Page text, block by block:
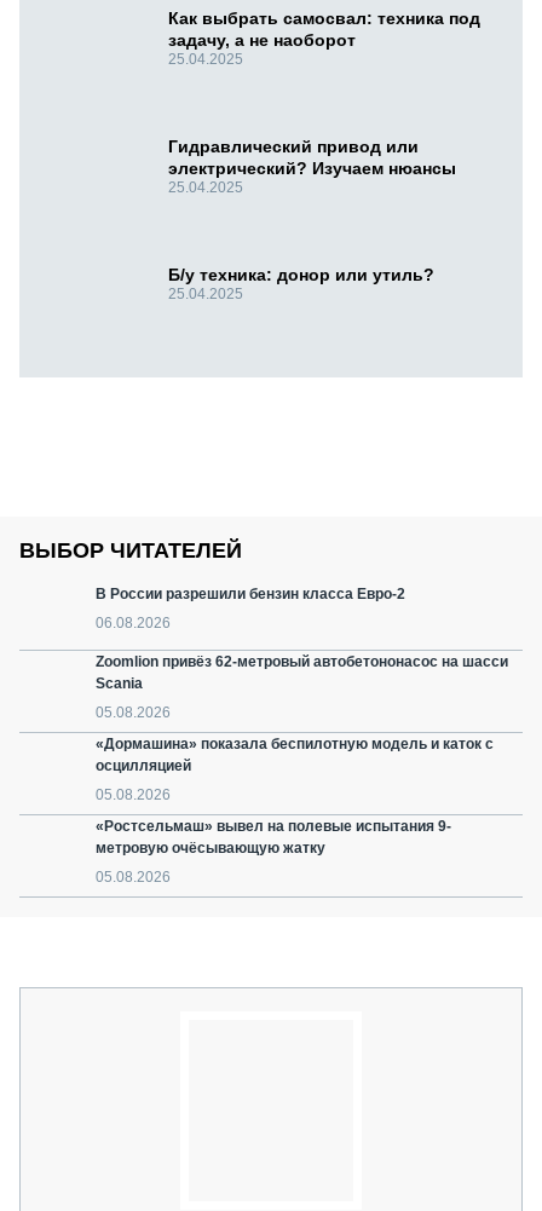
Как выбрать самосвал: техника под
задачу, а не наоборот
25.04.2025
Гидравлический привод или
электрический? Изучаем нюансы
25.04.2025
Б/у техника: донор или утиль?
25.04.2025
ВЫБОР ЧИТАТЕЛЕЙ
В России разрешили бензин класса Евро-2
06.08.2026
Zoomlion привёз 62-метровый автобетононасос на шасси
Scania
05.08.2026
«Дормашина» показала беспилотную модель и каток с
осцилляцией
05.08.2026
«Ростсельмаш» вывел на полевые испытания 9-
метровую очёсывающую жатку
05.08.2026